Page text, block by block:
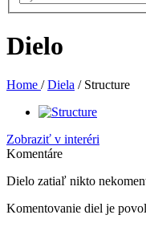
Dielo
Home / Diela /Structure
Zobraziť v interéri
Komentáre
Dielo zatiaľ nikto
Komentovanie diel je